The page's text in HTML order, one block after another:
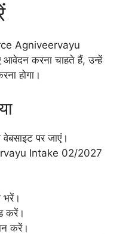
Agniveervayu
करना चाहते हैं, उन्हें
होगा।
पर जाएं।
Intake 02/2027
भरें।
करें।
करें।